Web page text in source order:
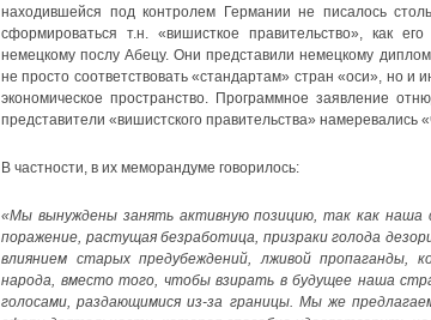
находившейся под контролем Германии не писалось
сформироваться т.н. «вишисткое правительство», как
немецкому послу Абецу. Они представили немецкому
не просто соответствовать «стандартам» стран «оси», но и
экономическое пространство. Программное заявление
представители «вишистского правительства»
В частности, в их меморандуме говорилось:
«Мы вынуждены занять активную позицию, так как наша
поражение, растущая безработица, призраки голода
влиянием старых предубеждений, лживой
народа, вместо того, чтобы взирать в будущее наша
голосами, раздающимися из-за границы. Мы же